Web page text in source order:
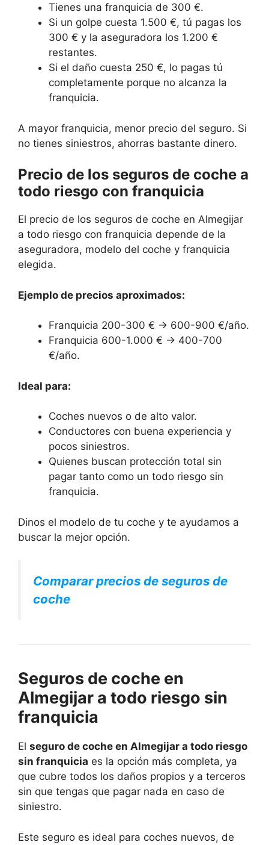
Tienes una franquicia de 300 €.
Si un golpe cuesta 1.500 €, tú pagas los
300 € y la aseguradora los 1.200 €
restantes.
Si el daño cuesta 250 €, lo pagas tú
completamente porque no alcanza la
franquicia.
A mayor franquicia, menor precio del seguro. Si
no tienes siniestros, ahorras bastante dinero.
Precio de los seguros de coche a
todo riesgo con franquicia
El precio de los seguros de coche en Almegijar
a todo riesgo con franquicia depende de la
aseguradora, modelo del coche y franquicia
elegida.
Ejemplo de precios aproximados:
Franquicia 200-300 € → 600-900 €/año.
Franquicia 600-1.000 € → 400-700
€/año.
Ideal para:
Coches nuevos o de alto valor.
Conductores con buena experiencia y
pocos siniestros.
Quienes buscan protección total sin
pagar tanto como un todo riesgo sin
franquicia.
Dinos el modelo de tu coche y te ayudamos a
buscar la mejor opción.
Comparar precios de seguros de
coche
Seguros de coche en
Almegijar a todo riesgo sin
franquicia
El seguro de coche en Almegijar a todo riesgo
sin franquicia es la opción más completa, ya
que cubre todos los daños propios y a terceros
sin que tengas que pagar nada en caso de
siniestro.
Este seguro es ideal para coches nuevos, de